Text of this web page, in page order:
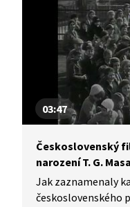
03:47
Československý
narození T. G.
Jak zaznamenaly
československého